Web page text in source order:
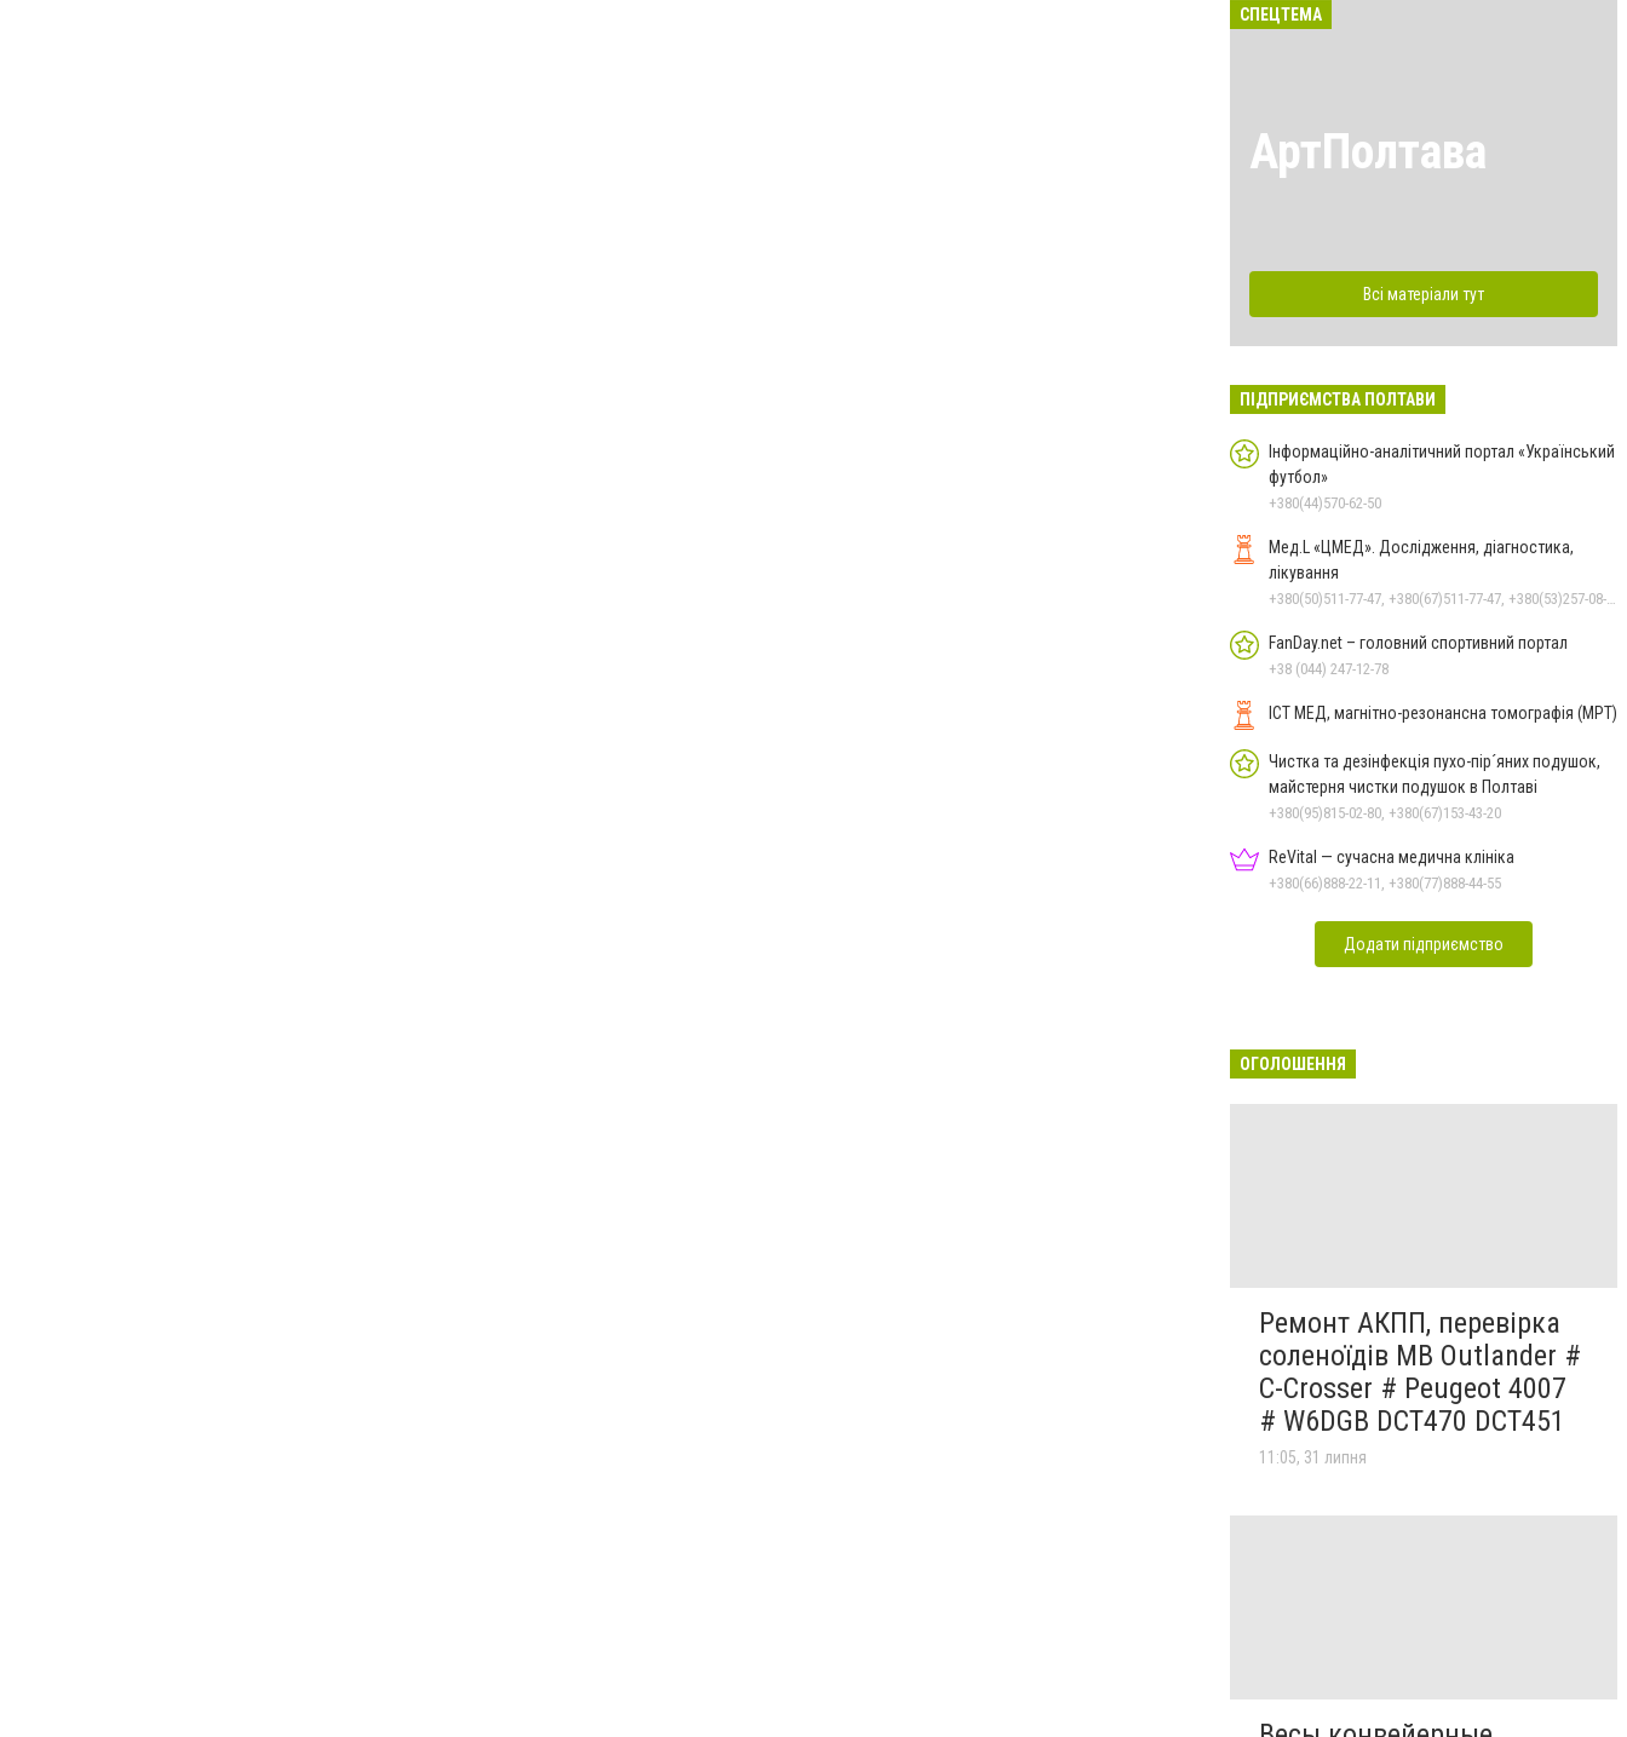
СПЕЦТЕМА
АртПолтава
Всі матеріали тут
ПІДПРИЄМСТВА ПОЛТАВИ
Інформаційно-аналітичний портал «Український
футбол»
+380(44)570-62-50
Мед.L «ЦМЕД». Дослідження, діагностика,
лікування
FanDay.net – головний спортивний портал
+38 (044) 247-12-78
ІСТ МЕД, магнітно-резонансна томографія (МРТ)
Чистка та дезінфекція пухо-пір´яних подушок,
майстерня чистки подушок в Полтаві
+380(95)815-02-80, +380(67)153-43-20
ReVital — сучасна медична клініка
+380(66)888-22-11, +380(77)888-44-55
Додати підприємство
ОГОЛОШЕННЯ
Ремонт АКПП, перевірка
соленоїдів MB Outlander #
C-Crosser # Peugeot 4007
# W6DGB DCT470 DCT451
11:05, 31 липня